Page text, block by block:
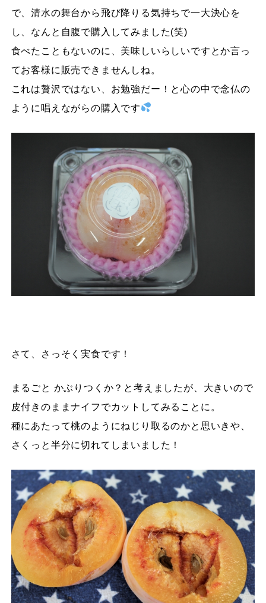
で、清水の舞台から飛び降りる気持ちで一大決心を
し、なんと自腹で購入してみました(笑)
食べたこともないのに、美味しいらしいですとか言っ
てお客様に販売できませんしね。
これは贅沢ではない、お勉強だー！と心の中で念仏の
ように唱えながらの購入です
さて、さっそく実食です！
まるごと かぶりつくか？と考えましたが、大きいので
皮付きのままナイフでカットしてみることに。
種にあたって桃のようにねじり取るのかと思いきや、
さくっと半分に切れてしまいました！